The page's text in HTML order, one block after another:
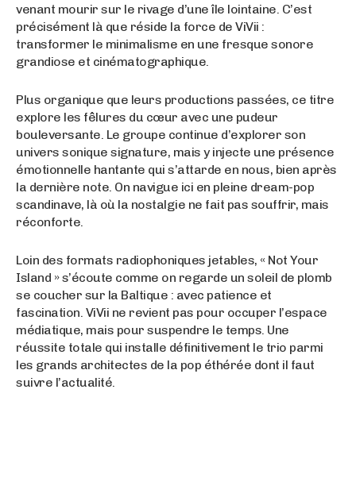
venant mourir sur le rivage d’une île lointaine. C’est
précisément là que réside la force de ViVii :
transformer le minimalisme en une fresque sonore
grandiose et cinématographique.
Plus organique que leurs productions passées, ce titre
explore les fêlures du cœur avec une pudeur
bouleversante. Le groupe continue d’explorer son
univers sonique signature, mais y injecte une présence
émotionnelle hantante qui s’attarde en nous, bien après
la dernière note. On navigue ici en pleine dream-pop
scandinave, là où la nostalgie ne fait pas souffrir, mais
réconforte.
Loin des formats radiophoniques jetables, « Not Your
Island » s’écoute comme on regarde un soleil de plomb
se coucher sur la Baltique : avec patience et
fascination. ViVii ne revient pas pour occuper l’espace
médiatique, mais pour suspendre le temps. Une
réussite totale qui installe définitivement le trio parmi
les grands architectes de la pop éthérée dont il faut
suivre l’actualité.